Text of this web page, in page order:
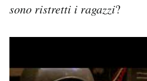
sono ristretti i ragazzi?